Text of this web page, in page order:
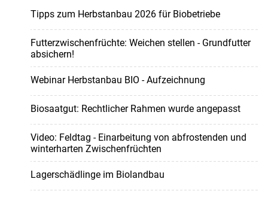
Tipps zum Herbstanbau 2026 für Biobetriebe
Futterzwischenfrüchte: Weichen stellen - Grundfutter
absichern!
Webinar Herbstanbau BIO - Aufzeichnung
Biosaatgut: Rechtlicher Rahmen wurde angepasst
Video: Feldtag - Einarbeitung von abfrostenden und
winterharten Zwischenfrüchten
Lagerschädlinge im Biolandbau